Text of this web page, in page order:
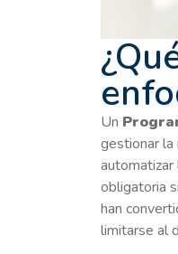
Un
gestionar la
obligatoria
han
limitarse al